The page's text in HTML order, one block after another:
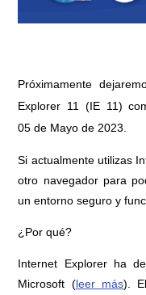
Próximamente
Explorer 11 (IE 11)
05 de Mayo de 2023.
Si actualmente utilizas
otro navegador para
un entorno seguro y
¿Por qué?
Internet Explorer ha
Microsoft (leer más).